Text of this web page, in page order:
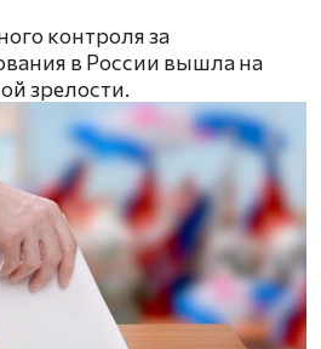
контроля за
в России вышла на
зрелости.